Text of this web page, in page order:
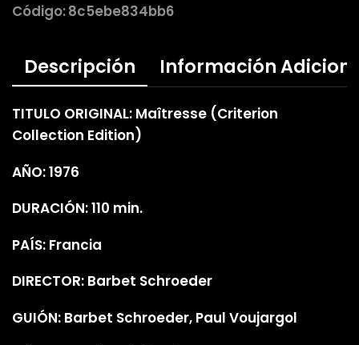
Código:8c5ebe834bb6
Descripción Información
TITULO ORIGINAL: Maîtresse (Criterion
Collection Edition)
AÑO: 1976
DURACIÓN: 110 min.
PAÍS: Francia
DIRECTOR: Barbet Schroeder
GUIÓN: Barbet Schroeder, Paul Voujargol